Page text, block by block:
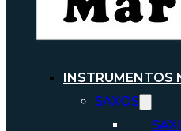
INSTRUMENTOS
SAXOS